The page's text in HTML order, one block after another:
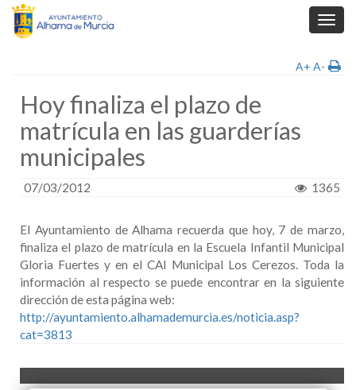
A+ A-
Hoy finaliza el plazo de
matrícula en las guarderías
municipales
07/03/2012 1365
El Ayuntamiento de Alhama recuerda que hoy, 7 de marzo,
finaliza el plazo de matrícula en la Escuela Infantil Municipal
Gloria Fuertes y en el CAI Municipal Los Cerezos. Toda la
información al respecto se puede encontrar en la siguiente
dirección de esta página web:
http://ayuntamiento.alhamademurcia.es/noticia.asp?
cat=3813